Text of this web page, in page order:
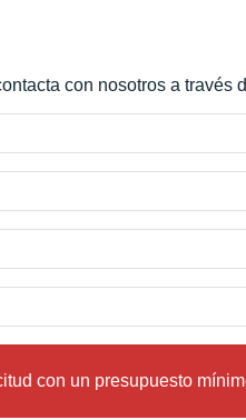
con nosotros a
con un presupuesto